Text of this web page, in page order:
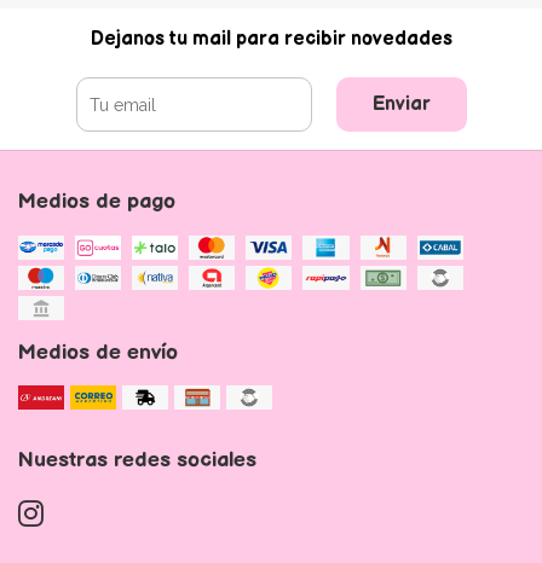
Dejanos tu mail para recibir novedades
Enviar
Medios de pago
Medios de envío
Nuestras redes sociales